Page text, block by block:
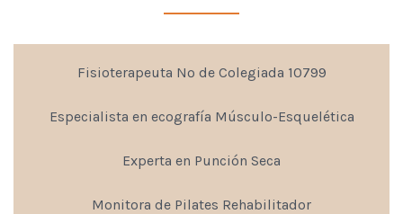
Fisioterapeuta Nº de Colegiada 10799
Especialista en ecografía Músculo-Esquelética
Experta en Punción Seca
Monitora de Pilates Rehabilitador